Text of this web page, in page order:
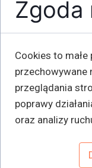
Udźwig pazura: 12
Udźwig górny: 15
Podnoszenie / skok
Wysokość
Wysokość
Waga kg: 69
podnoszenia np.
za pomocą pazura
Zgoda
Cookies to małe
przechowywane
przeglądania
poprawy
oraz analizy